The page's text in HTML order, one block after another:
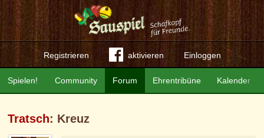
Registrieren aktivieren Einloggen
Community Forum Ehrentribüne Kalender
Spielen!
Tratsch: Kreuz